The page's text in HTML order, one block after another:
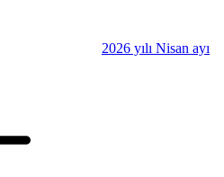
2026 yılı Nisan ayı